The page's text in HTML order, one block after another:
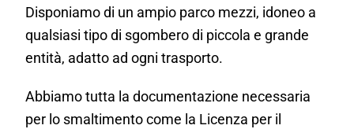
Disponiamo di un ampio parco mezzi, idoneo a
qualsiasi tipo di sgombero di piccola e grande
entità, adatto ad ogni trasporto.
Abbiamo tutta la documentazione necessaria
per lo smaltimento come la Licenza per il